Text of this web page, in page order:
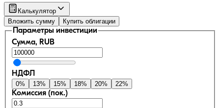
Калькулятор
Вложить сумму
Купить облигации
Параметры инвестиции
Сумма, RUB
НДФЛ
0% 13% 15% 18% 20% 22%
Комиссия (пок.)